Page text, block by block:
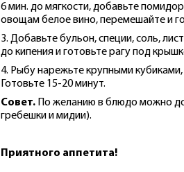
6 мин. до мягкости, добавьте
овощам белое вино, перемешайте и
3. Добавьте бульон, специи, соль,
до кипения и готовьте рагу под
4. Рыбу нарежьте крупными
Готовьте 15-20 минут.
Совет. По желанию в блюдо можно
гребешки и мидии).
Приятного аппетита!